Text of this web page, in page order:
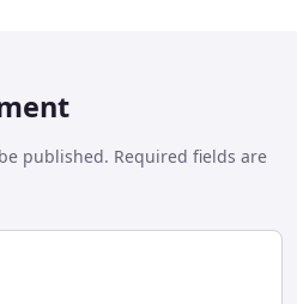
published. Required fields are